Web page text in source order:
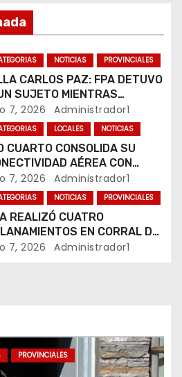
NOTICIAS PROVINCIALES
CARLOS PAZ: FPA DETUVO
SUJETO MIENTRAS
COCAÍNA Y
EN UNA PLAZA
7, 2026 Administrador1
LOCALES NOTICIAS
CUARTO CONSOLIDA SU
AÉREA CON
VUELOS SEMANALES A
AIRES
7, 2026 Administrador1
NOTICIAS PROVINCIALES
REALIZÓ CUATRO
EN CORRAL DE
IFFLINGER
7, 2026 Administrador1
PROVINCIALES